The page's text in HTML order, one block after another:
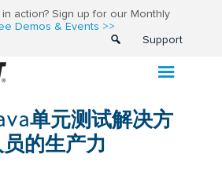
action? Sign up for our Monthly
Demos & Events >>
Support
单元测试解决方
的生产力